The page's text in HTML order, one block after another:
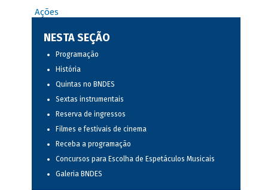
Ações
NESTA SEÇÃO
Programação
História
Quintas no BNDES
Sextas instrumentais
Reserva de ingressos
Filmes e festivais de cinema
Receba a programação
Concursos para Escolha de Espetáculos Musicais
Galeria BNDES